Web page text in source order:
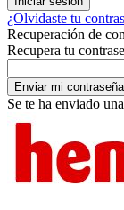
¿Olvidaste tu
Recuperación de
Recupera tu
Se te ha enviado